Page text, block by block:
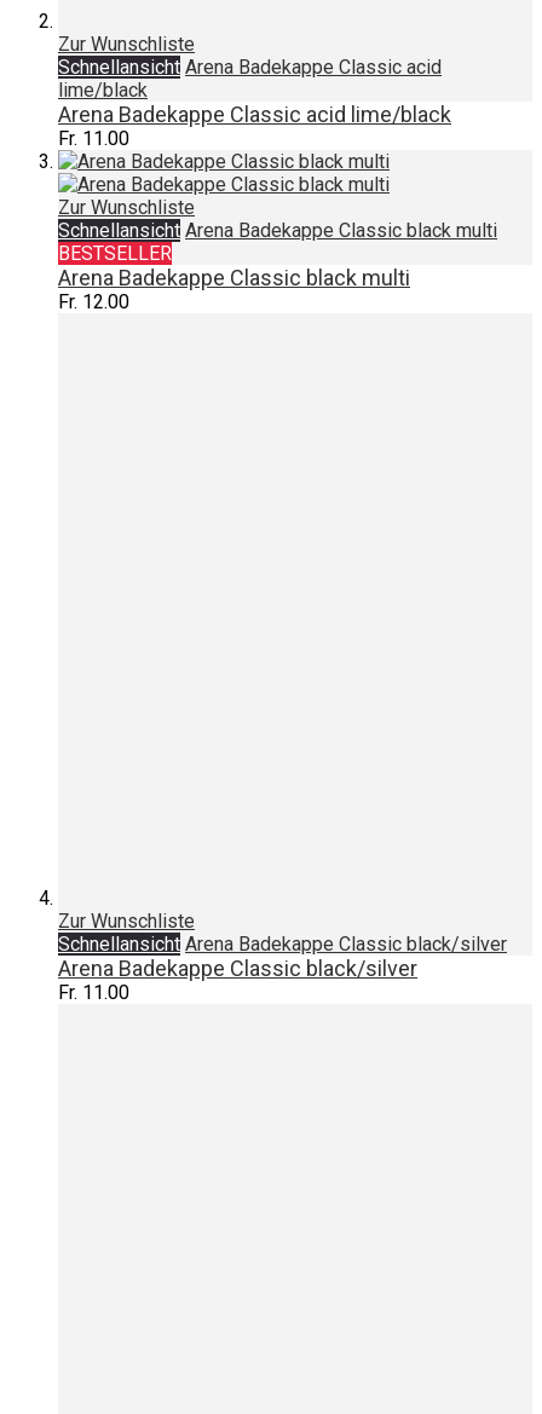
Zur Wunschliste
Schnellansicht Arena Badekappe Classic acid
lime/black
Arena Badekappe Classic acid lime/black
Fr. 11.00
Zur Wunschliste
Schnellansicht Arena Badekappe Classic black multi
BESTSELLER
Arena Badekappe Classic black multi
Fr. 12.00
Zur Wunschliste
Schnellansicht Arena Badekappe Classic black/silver
Arena Badekappe Classic black/silver
Fr. 11.00